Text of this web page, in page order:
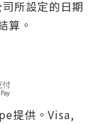
所設定的日期
算。
提供。Visa,